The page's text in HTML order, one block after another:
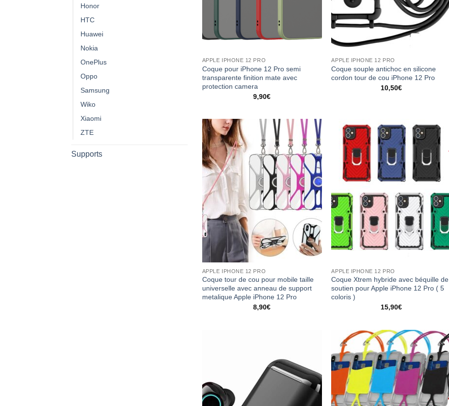
Honor
HTC
Huawei
Nokia
OnePlus
Oppo
Samsung
Wiko
Xiaomi
ZTE
Supports
APPLE IPHONE 12 PRO
Coque pour iPhone 12 Pro semi
transparente finition mate avec
protection camera
9,90€
APPLE IPHONE 12 PRO
Coque souple antichoc en silicone
cordon tour de cou iPhone 12 Pro
10,50€
APPLE IPHONE 12 PRO
Coque tour de cou pour mobile taille
universelle avec anneau de support
metalique Apple iPhone 12 Pro
8,90€
APPLE IPHONE 12 PRO
Coque Xtrem hybride avec béquille de
soutien pour Apple iPhone 12 Pro ( 5
coloris )
15,90€